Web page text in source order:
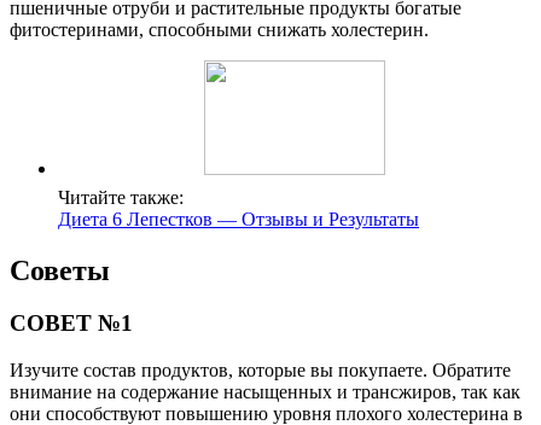
пшеничные отруби и растительные продукты богатые
фитостеринами, способными снижать холестерин.
Читайте также:
Диета 6 Лепестков — Отзывы и Результаты
Советы
СОВЕТ №1
Изучите состав продуктов, которые вы покупаете. Обратите
внимание на содержание насыщенных и трансжиров, так как
они способствуют повышению уровня плохого холестерина в